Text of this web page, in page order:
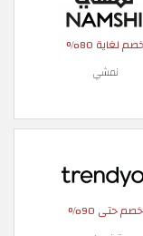
لغاية 80%
نمشي
خصم حتى 90%